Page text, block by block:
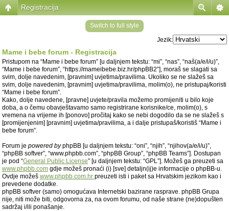
Registracija
Switch to full style
Jezik:
Mame i bebe forum - Registracija
Pristupom na “Mame i bebe forum” [u daljnjem tekstu: “mi”, “nas”, “naš(a/e/i/u)”,
“Mame i bebe forum”, “https://mameibebe.biz.hr/phpBB2”], moraš se slagati sa
svim, dolje navedenim, [pravnim] uvjetima/pravilima. Ukoliko se ne slažeš sa
svim, dolje navedenim, [pravnim] uvjetima/pravilima, molim(o), ne pristupaj/koristi
“Mame i bebe forum”.
Kako, dolje navedene, [pravne] uvjete/pravila možemo promijeniti u bilo koje
doba, a o čemu obavještavamo samo registrirane korisnike/ce, molim(o), s
vremena na vrijeme ih [ponovo] pročitaj kako se nebi dogodilo da se ne slažeš s
[promijenjenim] [pravnim] uvjetima/pravilima, a i dalje pristupaš/koristiš “Mame i
bebe forum”.
Forum je powered byphpBB [u daljnjem tekstu: “oni”, “njih”, “njihov(a/e/i/u)”,
“phpBB softver”, “www.phpbb.com”, “phpBB Group”, “phpBB Teams”]. Dostupan
je pod “General Public License” [u daljnjem tekstu: “GPL”]. Možeš ga preuzeti sa
www.phpbb.com gdje možeš pronaći (i) [sve] detaljn(ij)e informacije o phpBB-u.
Ovdje možeš www.phpbb.com.hr preuzeti isti i paket sa Hrvatskim jezikom kao i
prevedene dodatke.
phpBB softver (samo) omogućava Internetski bazirane rasprave. phpBB Grupa
nije, niti može biti, odgovorna za, na ovom forumu, od naše strane (ne)dopušten
sadržaj i/ili ponašanje.